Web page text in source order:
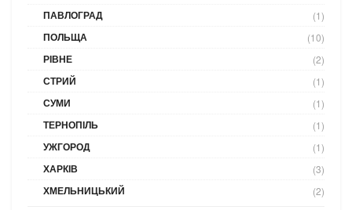
ПАВЛОГРАД (1)
ПОЛЬЩА (10)
РІВНЕ (2)
СТРИЙ (1)
СУМИ (1)
ТЕРНОПІЛЬ (1)
УЖГОРОД (1)
ХАРКІВ (3)
ХМЕЛЬНИЦЬКИЙ (2)